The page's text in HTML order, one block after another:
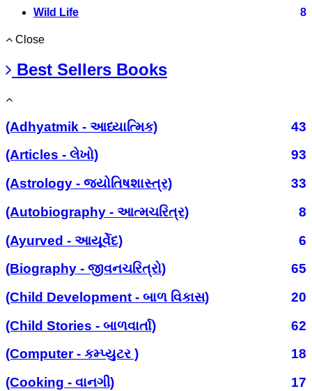
Wild Life 8
Close
Best Sellers Books
(Adhyatmik - આધ્યાત્મિક)
43
(Articles - લેખો)
93
(Astrology - જ્યોતિષશાસ્ત્ર)
33
(Autobiography - આત્મચરિત્ર)
8
(Ayurved - આયૂર્વેદ)
6
(Biography - જીવનચરિત્રો)
65
(Child Development - બાળ વિકાસ)
20
(Child Stories - બાળવાર્તા)
62
(Computer - કમ્પ્યુટર )
18
(Cooking - વાનગી)
17